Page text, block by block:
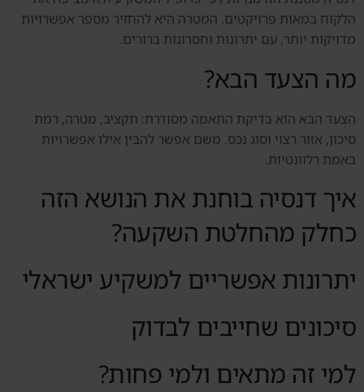
הלקוח במאות פרויקטים. המטרה היא להחזיר מספר אפשרויות
מדויקות יותר, עם יתרונות וחסרונות ברורים.
מה הצעד הבא?
הצעד הבא הוא בדיקת התאמה מסודרת: תקציב, מטרה, רמת
סיכון, אזור רצוי וסוג נכס. משם אפשר להבין אילו אפשרויות
באמת רלוונטיות.
איך דנסיה בוחנת את הנושא הזה
כחלק מהחלטת השקעה?
יתרונות אפשריים למשקיע ישראלי
סיכונים שחייבים לבדוק
למי זה מתאים ולמי פחות?